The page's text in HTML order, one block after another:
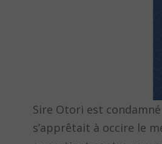
Sire Otori est
s’apprêtait à occire le